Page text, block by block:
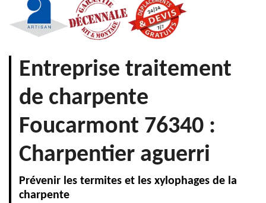
Entreprise traitement
de charpente
Foucarmont 76340 :
Charpentier aguerri
Prévenir les termites et les xylophages de la
charpente